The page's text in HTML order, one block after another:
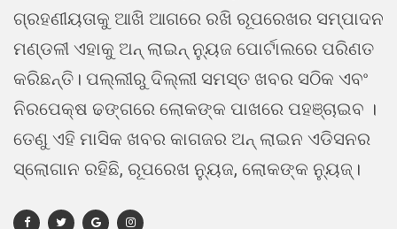
ଗ୍ରହଣୀୟତାକୁ ଆଖି ଆଗରେ ରଖି ରୂପରେଖର ସମ୍ପାଦନ
ମଣ୍ଡଳୀ ଏହାକୁ ଅନ୍ ଲାଇନ୍ ନ୍ୟୁଜ ପୋର୍ଟାଲରେ ପରିଣତ
କରିଛନ୍ତି। ପଲ୍ଲୀରୁ ଦିଲ୍ଲୀ ସମସ୍ତ ଖବର ସଠିକ ଏବଂ
ନିରପେକ୍ଷ ଢଙ୍ଗରେ ଲୋକଙ୍କ ପାଖରେ ପହଞ୍ଚାଇବ ।
ତେଣୁ ଏହି ମାସିକ ଖବର କାଗଜର ଅନ୍ ଲାଇନ ଏଡିସନର
ସ୍ଲୋଗାନ ରହିଛି, ରୂପରେଖ ନ୍ୟୁଜ, ଲୋକଙ୍କ ନ୍ୟୁଜ୍।